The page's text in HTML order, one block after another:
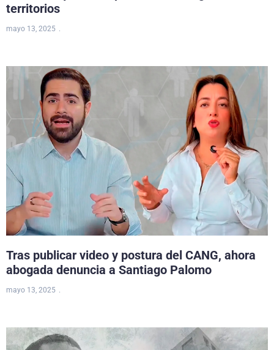
territorios
mayo 13, 2025
Tras publicar video y postura del CANG, ahora
abogada denuncia a Santiago Palomo
mayo 13, 2025